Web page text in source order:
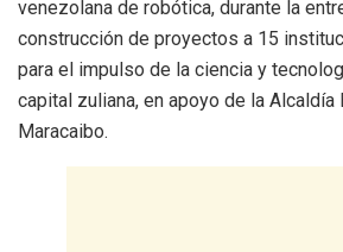
venezolana de robótica, durante la
construcción de proyectos a 15
para el impulso de la ciencia y
capital zuliana, en apoyo de la Alcaldía
Maracaibo.